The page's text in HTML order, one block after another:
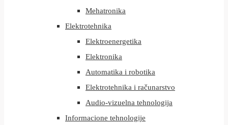
Mehatronika
Elektrotehnika
Elektroenergetika
Elektronika
Automatika i robotika
Elektrotehnika i računarstvo
Audio-vizuelna tehnologija
Informacione tehnologije